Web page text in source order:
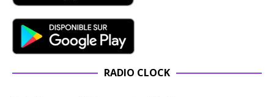
RADIO CLOCK